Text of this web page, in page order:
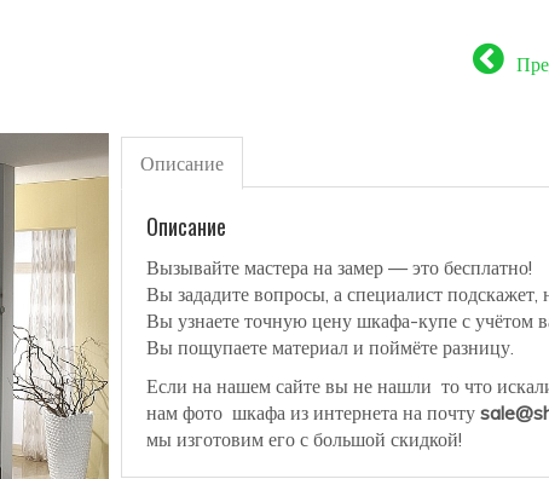
Описание
Описание
Вызывайте мастера на замер — это бесплатно!
Вы зададите вопросы, а специалист подскажет,
Вы узнаете точную цену шкафа-купе с учётом
Вы пощупаете материал и поймёте разницу.
Если на нашем сайте вы не нашли то что
нам фото шкафа из интернета на почту
мы изготовим его с большой скидкой!